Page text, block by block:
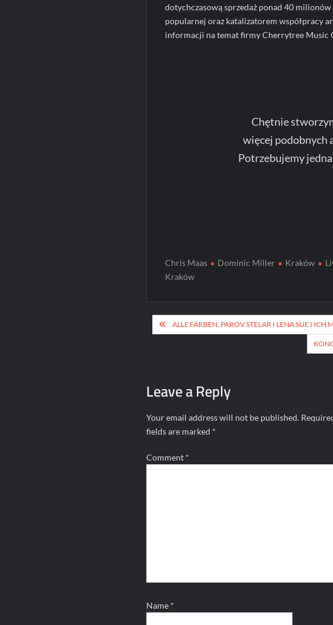
dotychczasową sprzedaż ponad 40
popularnej oraz katalizatorem współpracy
informacji na temat firmy Cherrytree Music
Chętnie
więcej podobnych
Potrzebujemy
Chris Maas Dominic Miller Kraków
Kraków
Post
navigation
ALLE FARBEN, PAROV STELAR I LENA SUE I
Leave a Reply
Your email address will not be published.
fields are marked *
Comment *
Name *